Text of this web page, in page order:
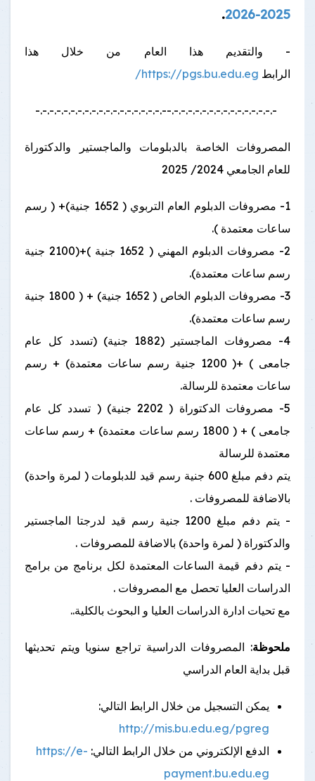
2025-2026
.
- والتقديم هذا العام من خلال هذا
الرابط https://pgs.bu.edu.eg/
-.-.-.-.-.-.-.-.-.-.-.-.-.-.-.--.-.-.-.-.-.-.-.-.-.-.-.-.-.-.-.-.-.-
المصروفات الخاصة بالدبلومات والماجستير والدكتوراة
للعام الجامعي 2024/ 2025
1- مصروفات الدبلوم العام التربوي ( 1652 جنية)+ ( رسم
ساعات معتمدة ).
2- مصروفات الدبلوم المهني ( 1652 جنية )+(2100 جنية
رسم ساعات معتمدة).
3- مصروفات الدبلوم الخاص ( 1652 جنية) + ( 1800 جنية
رسم ساعات معتمدة).
4- مصروفات الماجستير (1882 جنية) (تسدد كل عام
جامعى ) +( 1200 جنية رسم ساعات معتمدة) + رسم
ساعات معتمدة للرسالة.
5- مصروفات الدكتوراة ( 2202 جنية) ( تسدد كل عام
جامعى ) + ( 1800 رسم ساعات معتمدة) + رسم ساعات
معتمدة للرسالة
يتم دفم مبلغ 600 جنية رسم قيد للدبلومات ( لمرة واحدة)
بالاضافة للمصروفات .
- يتم دفم مبلغ 1200 جنية رسم قيد لدرجتا الماجستير
والدكتوراة ( لمرة واحدة) بالاضافة للمصروفات .
- يتم دفم قيمة الساعات المعتمدة لكل برنامج من برامج
الدراسات العليا تحصل مع المصروفات .
مع تحيات ادارة الدراسات العليا و البحوث بالكلية..
ملحوظة: المصروفات الدراسية تراجع سنويا ويتم تحديثها
قبل بداية العام الدراسي
يمكن التسجيل من خلال الرابط التالي:
http://mis.bu.edu.eg/pgreg
الدفع الإلكتروني من خلال الرابط التالي: https://e-
payment.bu.edu.eg